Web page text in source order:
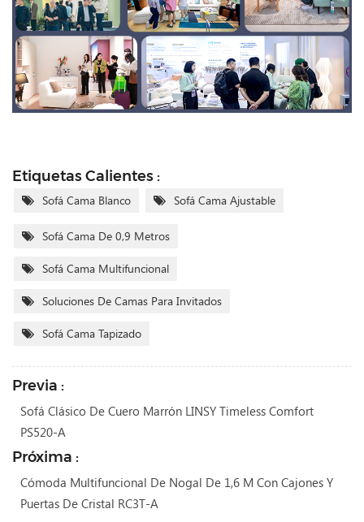
Etiquetas Calientes :
Sofá Cama Blanco Sofá Cama Ajustable
Sofá Cama De 0,9 Metros
Sofá Cama Multifuncional
Soluciones De Camas Para Invitados
Sofá Cama Tapizado
Previa :
Sofá Clásico De Cuero Marrón LINSY Timeless Comfort
PS520-A
Próxima :
Cómoda Multifuncional De Nogal De 1,6 M Con Cajones Y
Puertas De Cristal RC3T-A